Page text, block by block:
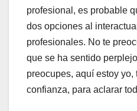
profesional, es probable
dos opciones al
profesionales. No te
que se ha sentido
preocupes, aquí estoy
confianza, para aclarar